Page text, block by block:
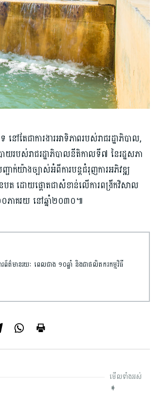
តែជា​ការងារ​អាទិភាព​របស់រាជរដ្ឋាភិបាល,
បស់​រាជរដ្ឋាភិបាល​នីតិកាលទី៧ នៃរដ្ឋសភា​
ាក់​យ៉ាង​ច្បាស់អំពី​ការ​បន្ត​ជំរុញ​ការ​អភិវឌ្ឍ
ត ដោយផ្តោត​ជាសំខាន់​លើ​ការ​ពង្រីក​វិសាល
០ភាគរយ នៅ​ឆ្នាំ២០៣០៕
មានរយៈ ពេលជាង ១០ឆ្នាំ និងជាផលិតករកម្មវិធី
មើលទាំងអស់
➧